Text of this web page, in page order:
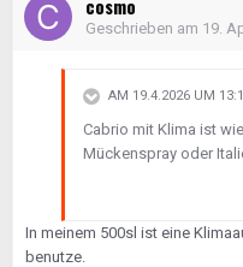
cosmo
Geschrieben am 19.
AM 19.4.2026 UM
Cabrio mit Klima ist
Mückenspray oder
In meinem 500sl ist eine
benutze.